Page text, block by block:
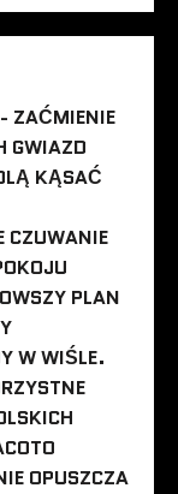
ZAĆMIENIE
GWIAZD
KĄSAĆ
CZUWANIE
PLAN
W WIŚLE.
OPUSZCZA